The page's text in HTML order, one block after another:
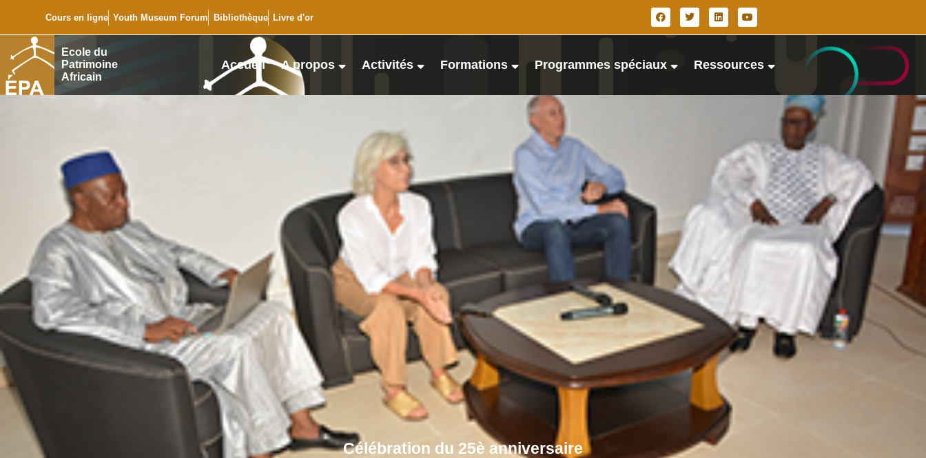
Cours en ligne Youth Museum Forum Bibliothèque Livre d'or
Ecole du
Patrimoine
Africain
Accueil A propos Activités Formations Programmes spéciaux Ressources
Célébration du 25è anniversaire